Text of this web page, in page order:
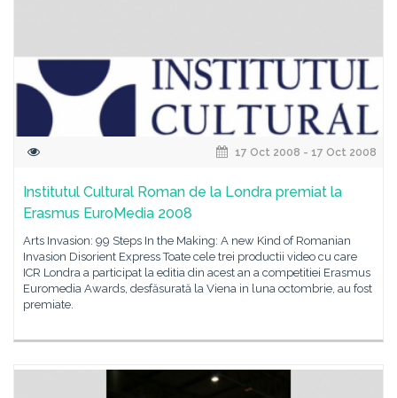
17 Oct 2008 - 17 Oct 2008
Institutul Cultural Roman de la Londra premiat la
Erasmus EuroMedia 2008
Arts Invasion: 99 Steps In the Making: A new Kind of Romanian
Invasion Disorient Express Toate cele trei productii video cu care
ICR Londra a participat la editia din acest an a competitiei Erasmus
Euromedia Awards, desfăsurată la Viena in luna octombrie, au fost
premiate.